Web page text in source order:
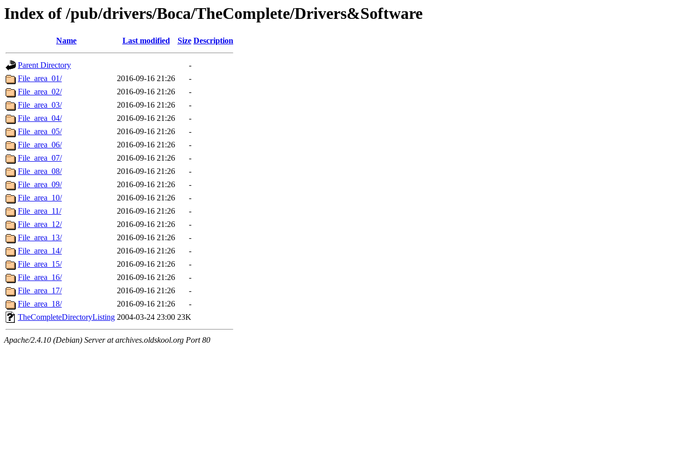
Index of /pub/drivers/Boca/TheComplete/Drivers&Software
Name Last modified Size Description
Parent Directory
-
File_area_01/
2016-09-16 21:26
-
File_area_02/
2016-09-16 21:26
-
File_area_03/
2016-09-16 21:26
-
File_area_04/
2016-09-16 21:26
-
File_area_05/
2016-09-16 21:26
-
File_area_06/
2016-09-16 21:26
-
File_area_07/
2016-09-16 21:26
-
File_area_08/
2016-09-16 21:26
-
File_area_09/
2016-09-16 21:26
-
File_area_10/
2016-09-16 21:26
-
File_area_11/
2016-09-16 21:26
-
File_area_12/
2016-09-16 21:26
-
File_area_13/
2016-09-16 21:26
-
File_area_14/
2016-09-16 21:26
-
File_area_15/
2016-09-16 21:26
-
File_area_16/
2016-09-16 21:26
-
File_area_17/
2016-09-16 21:26
-
File_area_18/
2016-09-16 21:26
-
TheCompleteDirectoryListing 2004-03-24 23:00 23K
Apache/2.4.10 (Debian) Server at archives.oldskool.org Port 80